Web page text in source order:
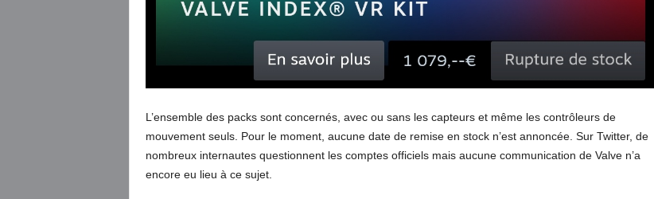
L’ensemble des packs sont concernés, avec ou sans les capteurs et même les contrôleurs de
mouvement seuls. Pour le moment, aucune date de remise en stock n’est annoncée. Sur Twitter, de
nombreux internautes questionnent les comptes officiels mais aucune communication de Valve n’a
encore eu lieu à ce sujet.